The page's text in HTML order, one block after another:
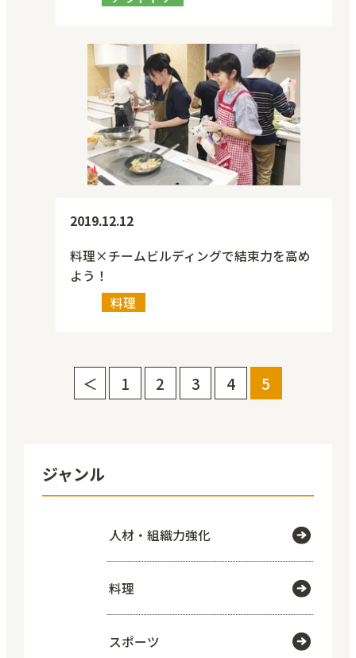
2019.12.12
料理×チームビルディングで結束力を高め
よう！
料理
＜ 1 2 3 4 5
ジャンル
人材・組織力強化
料理
スポーツ